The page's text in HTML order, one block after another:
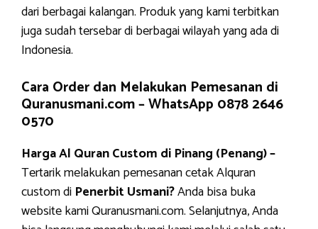
dari berbagai kalangan. Produk yang kami terbitkan
juga sudah tersebar di berbagai wilayah yang ada di
Indonesia.
Cara Order dan Melakukan Pemesanan di
Quranusmani.com –WhatsApp 0878 2646
0570
Harga Al Quran Custom di Pinang (Penang) –
Tertarik melakukan pemesanan cetak Alquran
custom di Penerbit Usmani?Anda bisa buka
website kami Quranusmani.com. Selanjutnya, Anda